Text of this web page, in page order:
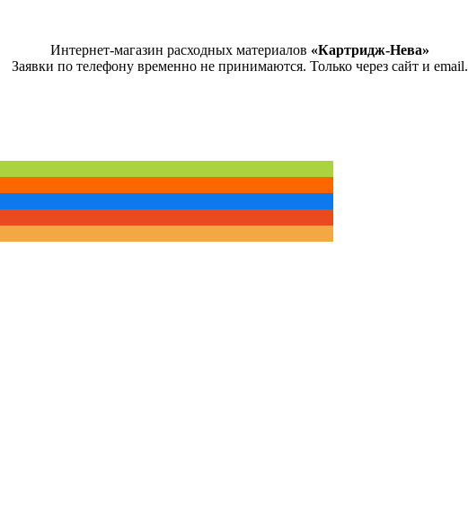
Интернет-магазин расходных материалов «Картридж-Нева»
Заявки по телефону временно не принимаются. Только через сайт и email.